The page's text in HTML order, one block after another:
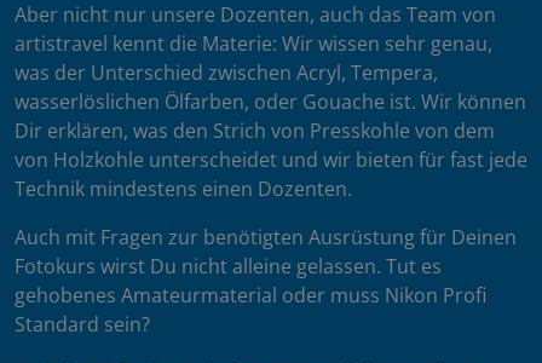
Aber nicht nur unsere Dozenten, auch das Team von
artistravel kennt die Materie: Wir wissen sehr genau,
was der Unterschied zwischen Acryl, Tempera,
wasserlöslichen Ölfarben, oder Gouache ist. Wir können
Dir erklären, was den Strich von Presskohle von dem
von Holzkohle unterscheidet und wir bieten für fast jede
Technik mindestens einen Dozenten.
Auch mit Fragen zur benötigten Ausrüstung für Deinen
Fotokurs wirst Du nicht alleine gelassen. Tut es
gehobenes Amateurmaterial oder muss Nikon Profi
Standard sein?